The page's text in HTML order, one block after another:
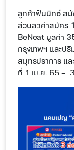
ลูกค้าฟินนิกซ์ สมั
ส่วนลดค่าสมัคร
BeNeat มูลค่า
กรุงเทพฯ และป
สมุทรปราการ แล
ที่ 1 เม.ย. 65 –